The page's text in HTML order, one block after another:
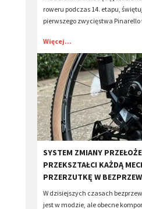
roweru podczas 14. etapu,
pierwszego zwycięstwa Pinarello
Więcej...
SYSTEM ZMIANY
PRZEKSZTAŁCI KAŻDĄ
PRZERZUTKĘ W
W dzisiejszych czasach
jest w modzie, ale obecne